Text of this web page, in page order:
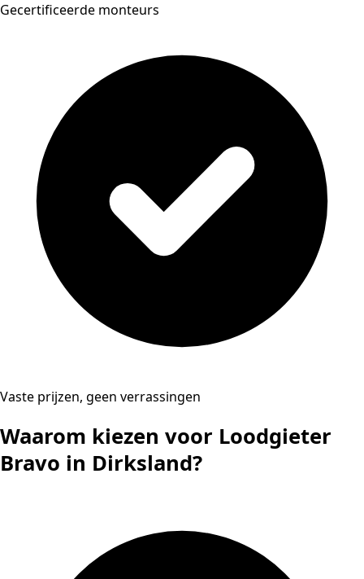
Gecertificeerde monteurs
Vaste prijzen, geen verrassingen
Waarom kiezen voor Loodgieter
Bravo in Dirksland?